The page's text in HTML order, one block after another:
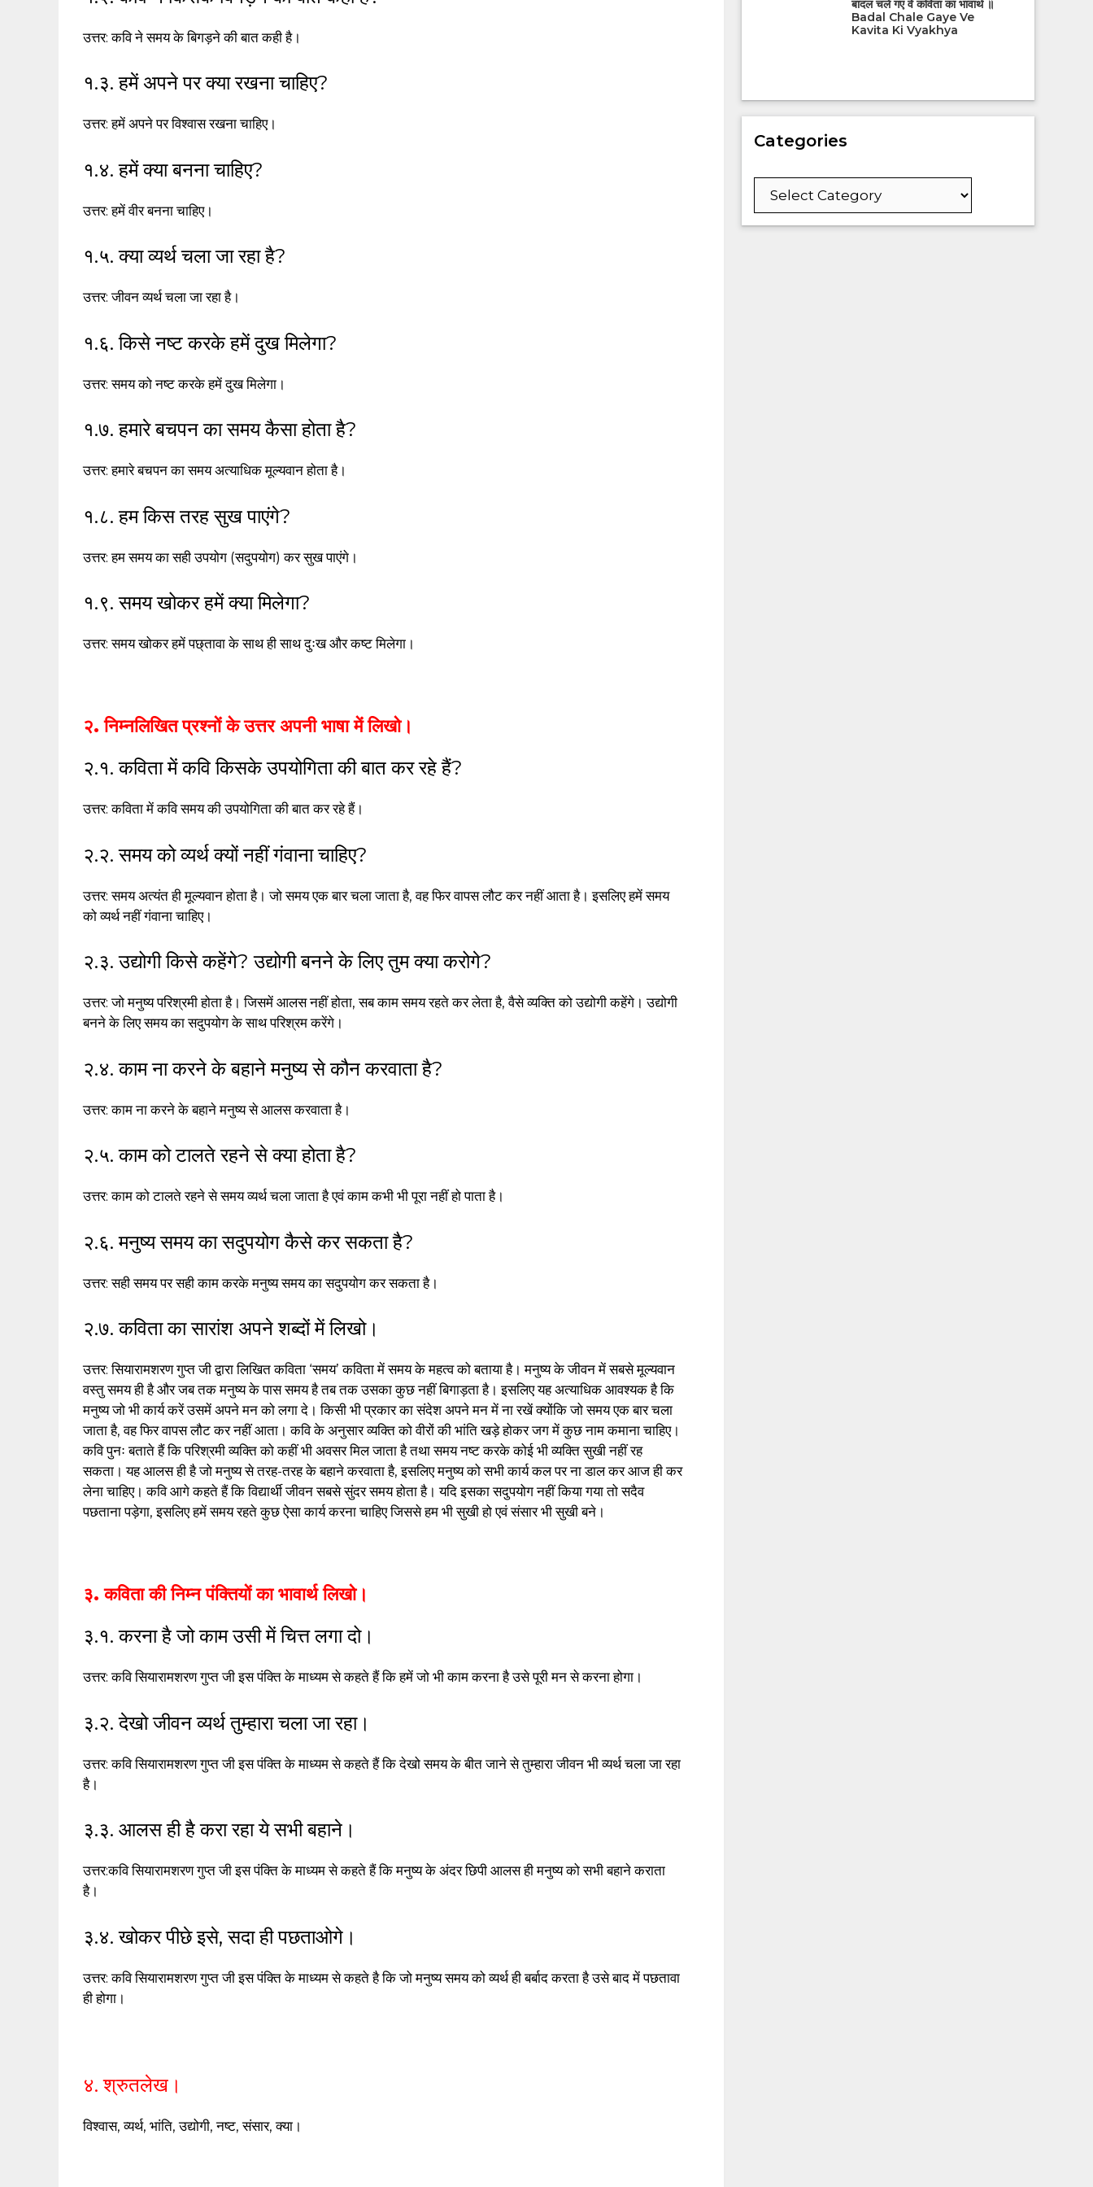
उत्तर: कवि ने समय के बिगड़ने की बात कही है।
१.३. हमें अपने पर क्या रखना चाहिए?
उत्तर: हमें अपने पर विश्वास रखना चाहिए।
१.४. हमें क्या बनना चाहिए?
उत्तर: हमें वीर बनना चाहिए।
१.५. क्या व्यर्थ चला जा रहा है?
उत्तर: जीवन व्यर्थ चला जा रहा है।
१.६. किसे नष्ट करके हमें दुख मिलेगा?
उत्तर: समय को नष्ट करके हमें दुख मिलेगा।
१.७. हमारे बचपन का समय कैसा होता है?
उत्तर: हमारे बचपन का समय अत्याधिक मूल्यवान होता है।
१.८. हम किस तरह सुख पाएंगे?
उत्तर: हम समय का सही उपयोग (सदुपयोग) कर सुख पाएंगे।
१.९. समय खोकर हमें क्या मिलेगा?
उत्तर: समय खोकर हमें पछ्तावा के साथ ही साथ दुःख और कष्ट मिलेगा।
२. निम्नलिखित प्रश्नों के उत्तर अपनी भाषा में लिखो।
२.१. कविता में कवि किसके उपयोगिता की बात कर रहे हैं?
उत्तर: कविता में कवि समय की उपयोगिता की बात कर रहे हैं।
२.२. समय को व्यर्थ क्यों नहीं गंवाना चाहिए?
उत्तर: समय अत्यंत ही मूल्यवान होता है। जो समय एक बार चला जाता है, वह फिर वापस लौट कर नहीं आता है। इसलिए हमें समय
को व्यर्थ नहीं गंवाना चाहिए।
२.३. उद्योगी किसे कहेंगे? उद्योगी बनने के लिए तुम क्या करोगे?
उत्तर: जो मनुष्य परिश्रमी होता है। जिसमें आलस नहीं होता, सब काम समय रहते कर लेता है, वैसे व्यक्ति को उद्योगी कहेंगे। उद्योगी
बनने के लिए समय का सदुपयोग के साथ परिश्रम करेंगे।
२.४. काम ना करने के बहाने मनुष्य से कौन करवाता है?
उत्तर: काम ना करने के बहाने मनुष्य से आलस करवाता है।
२.५. काम को टालते रहने से क्या होता है?
उत्तर: काम को टालते रहने से समय व्यर्थ चला जाता है एवं काम कभी भी पूरा नहीं हो पाता है।
२.६. मनुष्य समय का सदुपयोग कैसे कर सकता है?
उत्तर: सही समय पर सही काम करके मनुष्य समय का सदुपयोग कर सकता है।
२.७. कविता का सारांश अपने शब्दों में लिखो।
उत्तर: सियारामशरण गुप्त जी द्वारा लिखित कविता ‘समय’ कविता में समय के महत्व को बताया है। मनुष्य के जीवन में सबसे मूल्यवान
वस्तु समय ही है और जब तक मनुष्य के पास समय है तब तक उसका कुछ नहीं बिगाड़ता है। इसलिए यह अत्याधिक आवश्यक है कि
मनुष्य जो भी कार्य करें उसमें अपने मन को लगा दे। किसी भी प्रकार का संदेश अपने मन में ना रखें क्योंकि जो समय एक बार चला
जाता है, वह फिर वापस लौट कर नहीं आता। कवि के अनुसार व्यक्ति को वीरों की भांति खड़े होकर जग में कुछ नाम कमाना चाहिए।
कवि पुनः बताते हैं कि परिश्रमी व्यक्ति को कहीं भी अवसर मिल जाता है तथा समय नष्ट करके कोई भी व्यक्ति सुखी नहीं रह
सकता। यह आलस ही है जो मनुष्य से तरह-तरह के बहाने करवाता है, इसलिए मनुष्य को सभी कार्य कल पर ना डाल कर आज ही कर
लेना चाहिए। कवि आगे कहते हैं कि विद्यार्थी जीवन सबसे सुंदर समय होता है। यदि इसका सदुपयोग नहीं किया गया तो सदैव
पछताना पड़ेगा, इसलिए हमें समय रहते कुछ ऐसा कार्य करना चाहिए जिससे हम भी सुखी हो एवं संसार भी सुखी बने।
३. कविता की निम्न पंक्तियों का भावार्थ लिखो।
३.१. करना है जो काम उसी में चित्त लगा दो।
उत्तर: कवि सियारामशरण गुप्त जी इस पंक्ति के माध्यम से कहते हैं कि हमें जो भी काम करना है उसे पूरी मन से करना होगा।
३.२. देखो जीवन व्यर्थ तुम्हारा चला जा रहा।
उत्तर: कवि सियारामशरण गुप्त जी इस पंक्ति के माध्यम से कहते हैं कि देखो समय के बीत जाने से तुम्हारा जीवन भी व्यर्थ चला जा रहा
है।
३.३. आलस ही है करा रहा ये सभी बहाने।
उत्तर:कवि सियारामशरण गुप्त जी इस पंक्ति के माध्यम से कहते हैं कि मनुष्य के अंदर छिपी आलस ही मनुष्य को सभी बहाने कराता
है।
३.४. खोकर पीछे इसे, सदा ही पछताओगे।
उत्तर: कवि सियारामशरण गुप्त जी इस पंक्ति के माध्यम से कहते है कि जो मनुष्य समय को व्यर्थ ही बर्बाद करता है उसे बाद में पछतावा
ही होगा।
४. श्रुतलेख।
विश्वास, व्यर्थ, भांति, उद्योगी, नष्ट, संसार, क्या।
बादल चले गए वे कविता का भावार्थ ॥
Badal Chale Gaye Ve
Kavita Ki Vyakhya
Categories
Categories